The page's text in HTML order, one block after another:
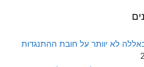
לא יוותר על חובת ההתנגדות